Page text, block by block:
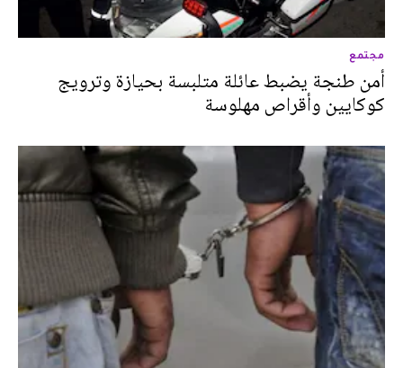
مجتمع
أمن طنجة يضبط عائلة متلبسة بحيازة وترويج
كوكايين وأقراص مهلوسة